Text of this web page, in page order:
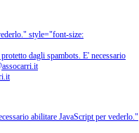
" style="font-size:
dagli spambots. E' necessario
abilitare JavaScript per vederlo."